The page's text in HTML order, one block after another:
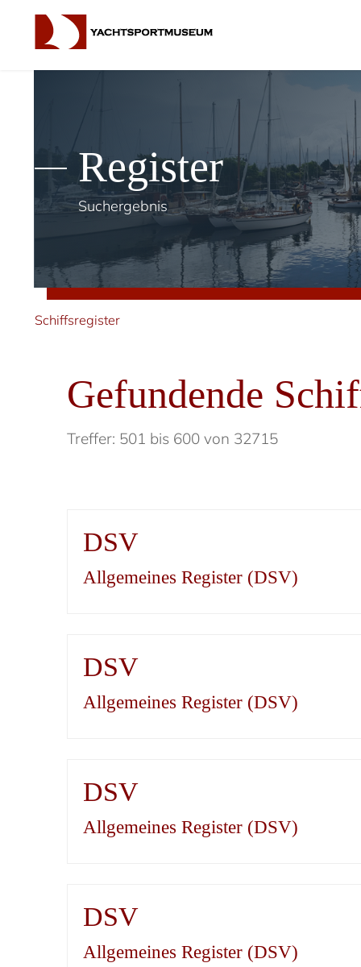
Register
Suchergebnis
Schiffsregister
Gefundende
Treffer: 501 bis 600 von 32715
DSV
Allgemeines Register (DSV)
DSV
Allgemeines Register (DSV)
DSV
Allgemeines Register (DSV)
DSV
Allgemeines Register (DSV)